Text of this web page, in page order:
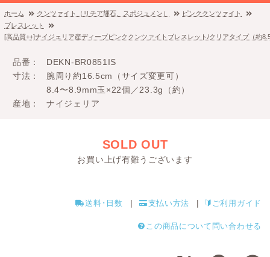
ホーム クンツァイト（リチア輝石、スポジュメン）
ピンククンツァイト
ブレスレット
[高品質++]ナイジェリア産ディープピンククンツァイトブレスレット/クリアタイプ（約
品番
DEKN-BR0851IS
寸法
腕周り約16.5cm（サイズ変更可）
8.4〜8.9mm玉×22個／23.3g（約）
産地
ナイジェリア
SOLD OUT
お買い上げ有難うございます
送料･日数 支払い方法 ご利用ガイド
この商品について問い合わせる